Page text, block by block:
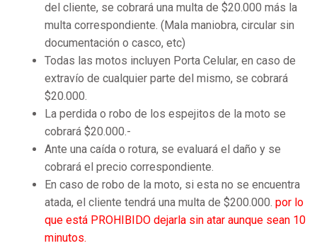
del cliente, se cobrará una multa de $20.000 más la
multa correspondiente. (Mala maniobra, circular sin
documentación o casco, etc)
Todas las motos incluyen Porta Celular, en caso de
extravío de cualquier parte del mismo, se cobrará
$20.000.
La perdida o robo de los espejitos de la moto se
cobrará $20.000.-
Ante una caída o rotura, se evaluará el daño y se
cobrará el precio correspondiente.
En caso de robo de la moto, si esta no se encuentra
atada, el cliente tendrá una multa de $200.000. por lo
que está PROHIBIDO dejarla sin atar aunque sean 10
minutos.